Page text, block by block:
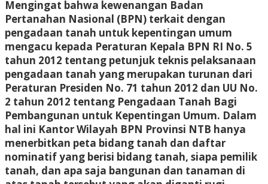
Mengingat bahwa kewenangan Badan
Pertanahan Nasional (BPN) terkait dengan
pengadaan tanah untuk kepentingan umum
mengacu kepada Peraturan Kepala BPN RI No. 5
tahun 2012 tentang petunjuk teknis pelaksanaan
pengadaan tanah yang merupakan turunan dari
Peraturan Presiden No. 71 tahun 2012 dan UU No.
2 tahun 2012 tentang Pengadaan Tanah Bagi
Pembangunan untuk Kepentingan Umum. Dalam
hal ini Kantor Wilayah BPN Provinsi NTB hanya
menerbitkan peta bidang tanah dan daftar
nominatif yang berisi bidang tanah, siapa pemilik
tanah, dan apa saja bangunan dan tanaman di